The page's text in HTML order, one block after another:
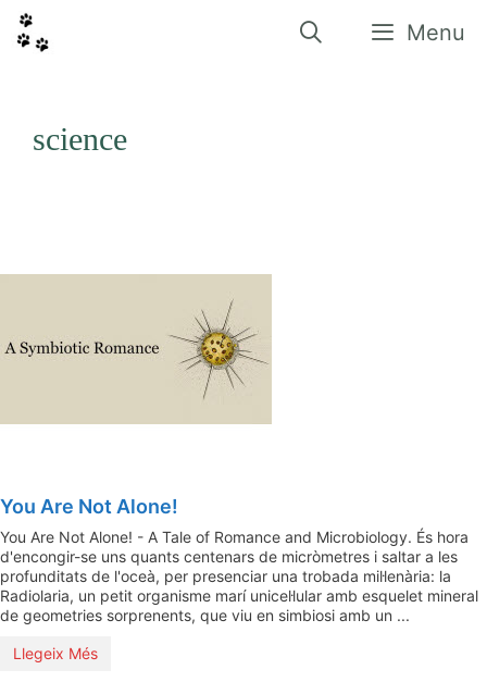
contingut
Menu
science
You Are Not Alone!
You Are Not Alone! - A Tale of Romance and Microbiology. És hora
d'encongir-se uns quants centenars de micròmetres i saltar a les
profunditats de l'oceà, per presenciar una trobada mil·lenària: la
Radiolaria, un petit organisme marí unicel·lular amb esquelet mineral
de geometries sorprenents, que viu en simbiosi amb un ...
Llegeix Més